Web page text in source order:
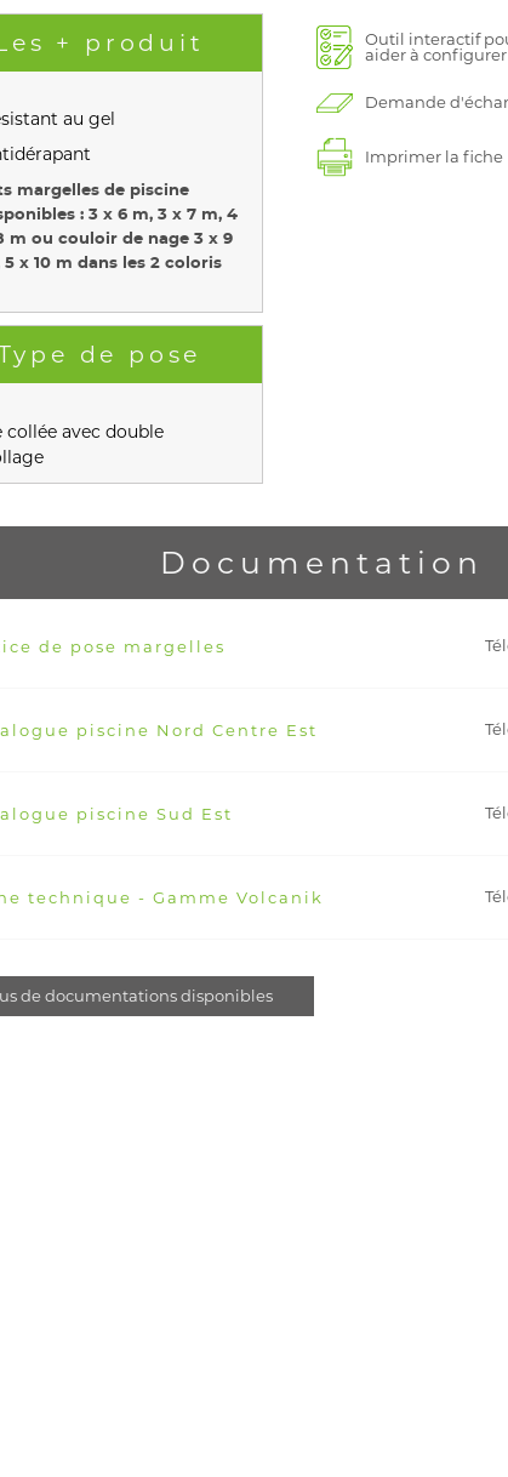
+ produit
au gel
margelles de piscine
: 3 x 6 m, 3 x 7 m, 4
m ou couloir de nage 3 x 9
5 x 10 m dans les 2 coloris
de pose
collée avec double
Outil interactif
aider à configurer
Demande
Imprimer la fiche
Documentation
de pose margelles
piscine Nord Centre Est
piscine Sud Est
technique - Gamme Volcanik
de documentations disponibles